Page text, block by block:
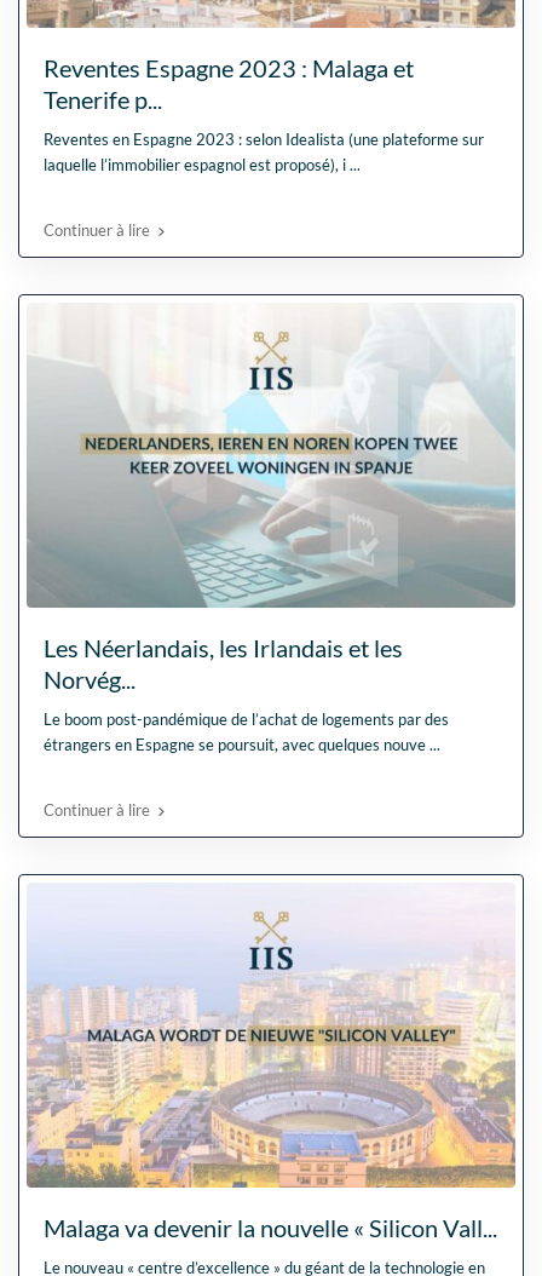
Reventes Espagne 2023 : Malaga et
Tenerife p...
Reventes en Espagne 2023 : selon Idealista (une plateforme sur
laquelle l’immobilier espagnol est proposé), i...
Continuer à lire
Les Néerlandais, les Irlandais et les
Norvég...
Le boom post-pandémique de l’achat de logements par des
étrangers en Espagne se poursuit, avec quelques nouve...
Continuer à lire
Malaga va devenir la nouvelle « Silicon Vall...
Le nouveau « centre d’excellence » du géant de la technologie en